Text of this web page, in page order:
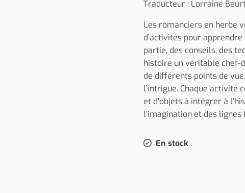
Traducteur : Lorraine
Les romanciers en herbe
d’activités pour
partie, des conseils, des
histoire un véritable chef-
de différents points de
l’intrigue. Chaque activité
et d’objets à intégrer à
l’imagination et des
En stock